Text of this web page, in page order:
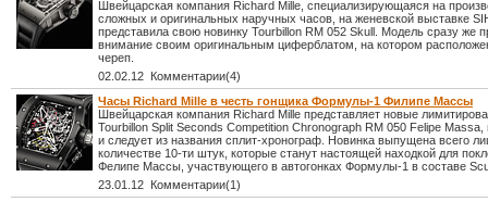
Швейцарская компания Richard Mille, специализирующаяся на
сложных и оригинальных наручных часов, на женевской выставке
представила свою новинку Tourbillon RM 052 Skull. Модель сразу же
внимание своим оригинальным циферблатом, на котором
череп.
02.02.12 Комментарии(4)
Часы Richard Mille в честь гонщика Формулы-1 Филипе Массы
Швейцарская компания Richard Mille представляет новые
Tourbillon Split Seconds Competition Chronograph RM 050 Felipe
и следует из названия сплит-хронограф. Новинка выпущена всего
количестве 10-ти штук, которые станут настоящей находкой для
Фелипе Массы, участвующего в автогонках Формулы-1 в составе
23.01.12 Комментарии(1)